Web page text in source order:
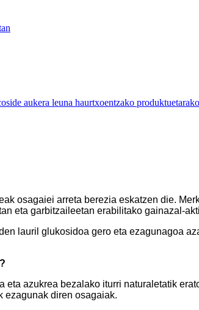
aukera leuna haurtxoentzako produktuetarako
osagaiei arreta berezia eskatzen die.
eta garbitzaileetan erabilitako gainazal-
lauril glukosidoa gero eta ezagunagoa
?
eta azukrea bezalako iturri naturaletatik
ezagunak diren osagaiak.